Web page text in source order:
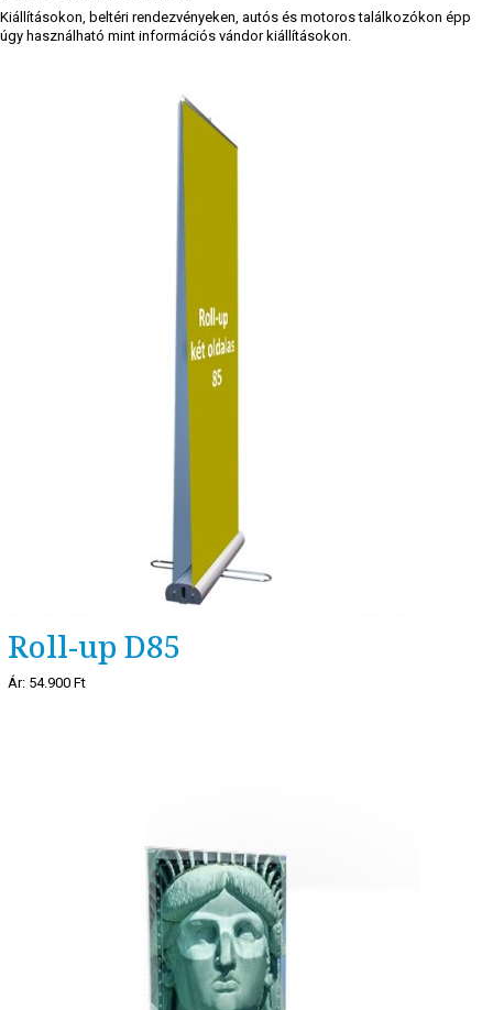
Kiállításokon, beltéri rendezvényeken, autós és motoros találkozókon épp
úgy használható mint információs vándor kiállításokon.
Roll-up D85
Ár: 54.900 Ft